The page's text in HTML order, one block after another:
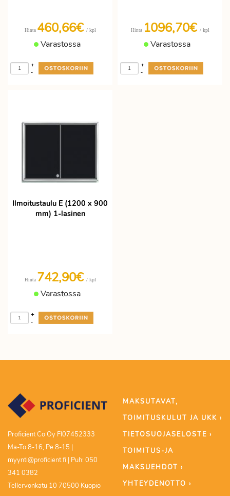
Hinta 460,66€ / kpl
Varastossa
-
+
Hinta 1096,70€ / kpl
Varastossa
-
+
Ilmoitustaulu E (1200 x 900
mm) 1-lasinen
Hinta 742,90€ / kpl
Varastossa
-
+
Proficient Co Oy FI07452333
Ma-To 8-16, Pe 8-15 |
myynti@proficient.fi | Puh: 050
341 0382
Tellervonkatu 10 70500 Kuopio
MAKSUTAVAT,
TOIMITUSKULUT JA UKK ›
TIETOSUOJASELOSTE ›
TOIMITUS-JA
MAKSUEHDOT ›
YHTEYDENOTTO ›